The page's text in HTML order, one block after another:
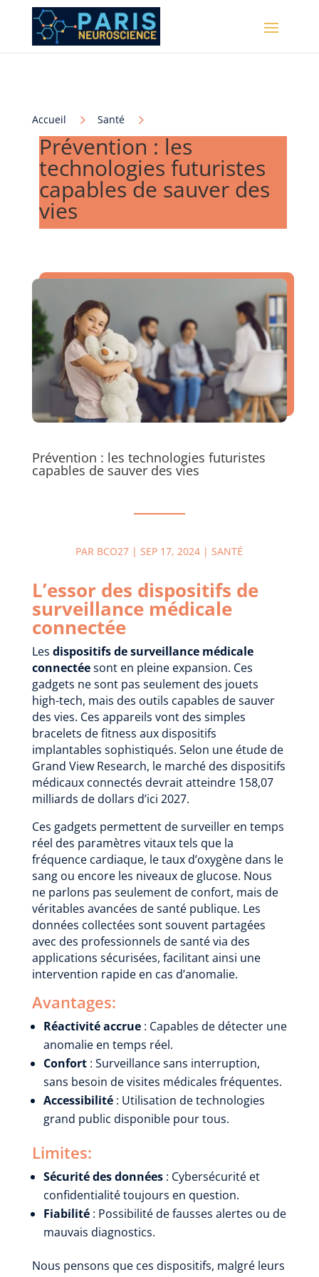
Accueil 5 Santé 5
Prévention : les
technologies futuristes
capables de sauver des
vies
Prévention : les technologies futuristes
capables de sauver des vies
PAR BCO27 |SEP 17, 2024 |SANTÉ
L’essor des dispositifs de
surveillance médicale
connectée
Les dispositifs de surveillance médicale
connectéesont en pleine expansion. Ces
gadgets ne sont pas seulement des jouets
high-tech, mais des outils capables de sauver
des vies. Ces appareils vont des simples
bracelets de fitness aux dispositifs
implantables sophistiqués. Selon une étude de
Grand View Research, le marché des dispositifs
médicaux connectés devrait atteindre 158,07
milliards de dollars d’ici 2027.
Ces gadgets permettent de surveiller en temps
réel des paramètres vitaux tels que la
fréquence cardiaque, le taux d’oxygène dans le
sang ou encore les niveaux de glucose. Nous
ne parlons pas seulement de confort, mais de
véritables avancées de santé publique. Les
données collectées sont souvent partagées
avec des professionnels de santé via des
applications sécurisées, facilitant ainsi une
intervention rapide en cas d’anomalie.
Avantages:
Réactivité accrue: Capables de détecter une
anomalie en temps réel.
Confort: Surveillance sans interruption,
sans besoin de visites médicales fréquentes.
Accessibilité: Utilisation de technologies
grand public disponible pour tous.
Limites:
Sécurité des données: Cybersécurité et
confidentialité toujours en question.
Fiabilité: Possibilité de fausses alertes ou de
mauvais diagnostics.
Nous pensons que ces dispositifs, malgré leurs